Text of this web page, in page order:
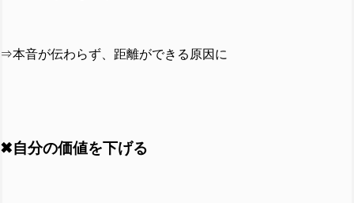
⇒本音が伝わらず、距離ができる原因に
✖自分の価値を下げる